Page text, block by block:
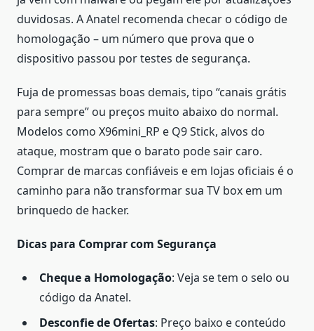
duvidosas. A Anatel recomenda checar o código de
homologação – um número que prova que o
dispositivo passou por testes de segurança.
Fuja de promessas boas demais, tipo “canais grátis
para sempre” ou preços muito abaixo do normal.
Modelos como X96mini_RP e Q9 Stick, alvos do
ataque, mostram que o barato pode sair caro.
Comprar de marcas confiáveis e em lojas oficiais é o
caminho para não transformar sua TV box em um
brinquedo de hacker.
Dicas para Comprar com Segurança
Cheque a Homologação: Veja se tem o selo ou
código da Anatel.
Desconfie de Ofertas: Preço baixo e conteúdo